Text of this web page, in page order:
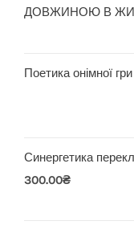
ДОВЖИНОЮ В
Поетика онімної гри
Синергетика
300.00₴